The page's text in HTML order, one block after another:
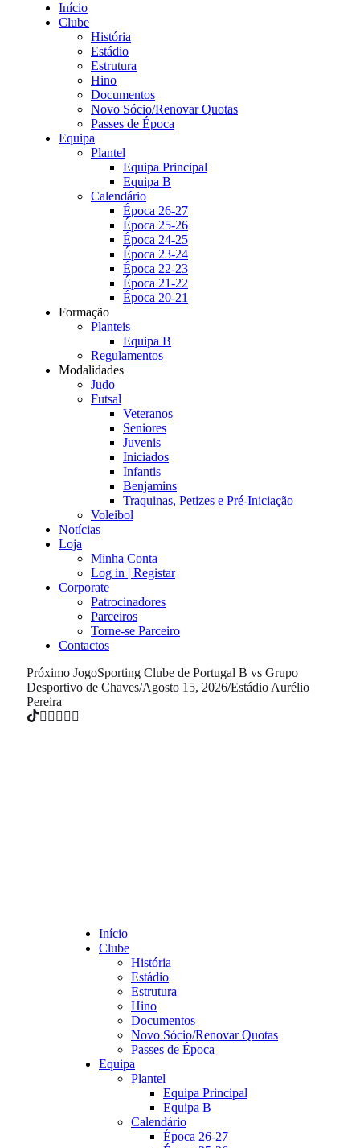
Início
Clube
História
Estádio
Estrutura
Hino
Documentos
Novo Sócio/Renovar Quotas
Passes de Época
Equipa
Plantel
Equipa Principal
Equipa B
Calendário
Época 26-27
Época 25-26
Época 24-25
Época 23-24
Época 22-23
Época 21-22
Época 20-21
Formação
Planteis
Equipa B
Regulamentos
Modalidades
Judo
Futsal
Veteranos
Seniores
Juvenis
Iniciados
Infantis
Benjamins
Traquinas, Petizes e Pré-Iniciação
Voleibol
Notícias
Loja
Minha Conta
Log in | Registar
Corporate
Patrocinadores
Parceiros
Torne-se Parceiro
Contactos
Próximo JogoSporting Clube de Portugal B vs Grupo
Desportivo de Chaves/Agosto 15, 2026/Estádio Aurélio
Pereira
Início
Clube
História
Estádio
Estrutura
Hino
Documentos
Novo Sócio/Renovar Quotas
Passes de Época
Equipa
Plantel
Equipa Principal
Equipa B
Calendário
Época 26-27